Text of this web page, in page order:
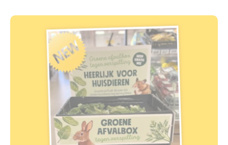
Vacatures en Solliciteren
Werken en leren
Jumbo.com
BBQ gigant webshop
Jumbo Huibers Specials